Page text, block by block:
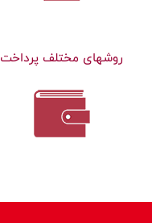
روشهای مختلف پرداخت